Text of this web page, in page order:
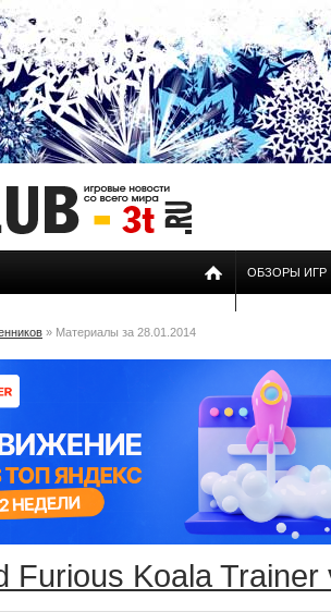
ОБЗОРЫ ИГР
» Материалы за 28.01.2014
Furious Koala